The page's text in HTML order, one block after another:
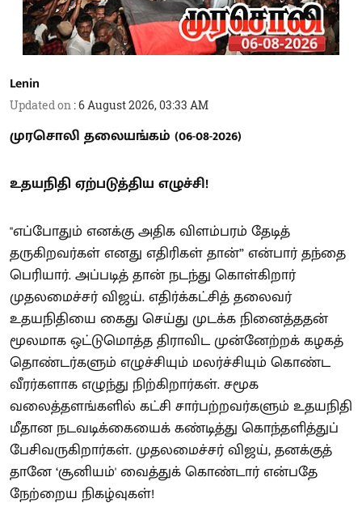
Lenin
Updated on :6 August 2026, 03:33 AM
முரசொலி தலையங்கம் (06-08-2026)
உதயநிதி ஏற்படுத்திய எழுச்சி!
"எப்போதும் எனக்கு அதிக விளம்பரம் தேடித்
தருகிறவர்கள் எனது எதிரிகள் தான்” என்பார் தந்தை
பெரியார். அப்படித் தான் நடந்து கொள்கிறார்
முதலமைச்சர் விஜய். எதிர்க்கட்சித் தலைவர்
உதயநிதியை கைது செய்து முடக்க நினைத்ததன்
மூலமாக ஒட்டுமொத்த திராவிட முன்னேற்றக் கழகத்
தொண்டர்களும் எழுச்சியும் மலர்ச்சியும் கொண்ட
வீரர்களாக எழுந்து நிற்கிறார்கள். சமூக
வலைத்தளங்களில் கட்சி சார்பற்றவர்களும் உதயநிதி
மீதான நடவடிக்கையைக் கண்டித்து கொந்தளித்துப்
பேசிவருகிறார்கள். முதலமைச்சர் விஜய், தனக்குத்
தானே ‘சூனியம்' வைத்துக் கொண்டார் என்பதே
நேற்றைய நிகழ்வுகள்!